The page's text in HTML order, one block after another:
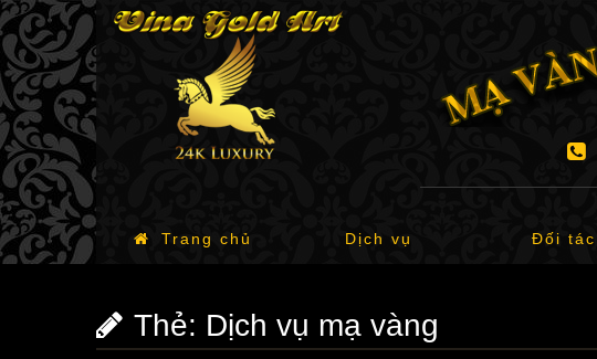
Trang chủ Dịch vụ Đối tác
Thẻ: Dịch vụ mạ vàng